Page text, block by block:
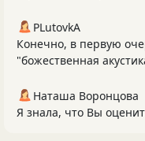
PLutоvkА
Конечно, в первую
"божественная
Наташа Воронцова
Я знала, что Вы